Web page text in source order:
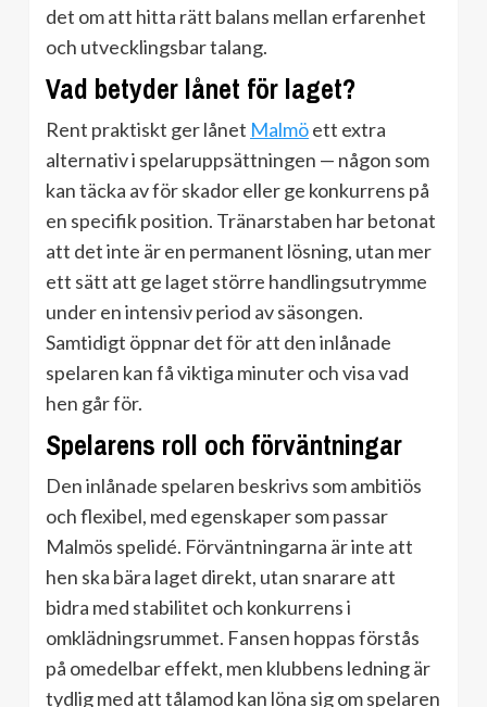
det om att hitta rätt balans mellan erfarenhet
och utvecklingsbar talang.
Vad betyder lånet för laget?
Rent praktiskt ger lånet Malmöett extra
alternativ i spelaruppsättningen — någon som
kan täcka av för skador eller ge konkurrens på
en specifik position. Tränarstaben har betonat
att det inte är en permanent lösning, utan mer
ett sätt att ge laget större handlingsutrymme
under en intensiv period av säsongen.
Samtidigt öppnar det för att den inlånade
spelaren kan få viktiga minuter och visa vad
hen går för.
Spelarens roll och förväntningar
Den inlånade spelaren beskrivs som ambitiös
och flexibel, med egenskaper som passar
Malmös spelidé. Förväntningarna är inte att
hen ska bära laget direkt, utan snarare att
bidra med stabilitet och konkurrens i
omklädningsrummet. Fansen hoppas förstås
på omedelbar effekt, men klubbens ledning är
tydlig med att tålamod kan löna sig om spelaren